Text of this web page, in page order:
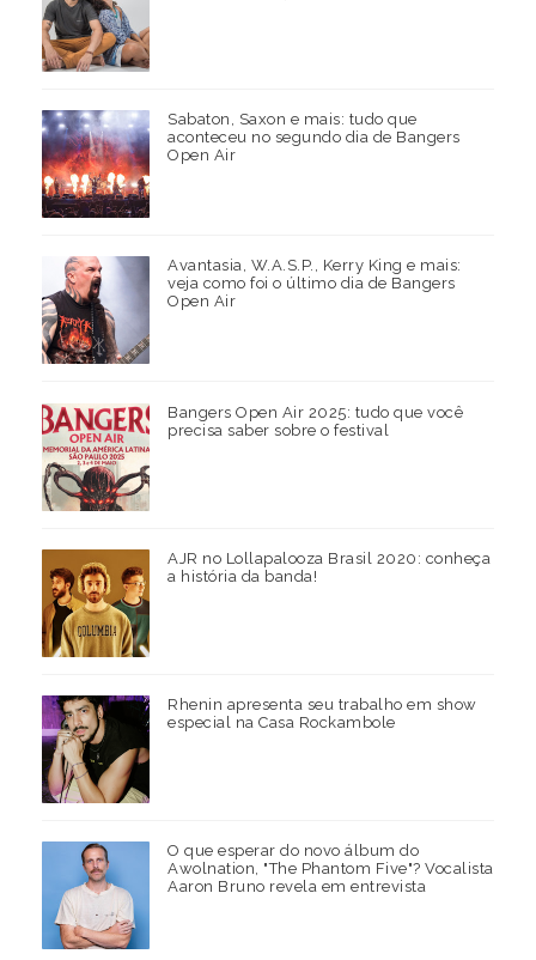
Sabaton, Saxon e mais: tudo que
aconteceu no segundo dia de Bangers
Open Air
Avantasia, W.A.S.P., Kerry King e mais:
veja como foi o último dia de Bangers
Open Air
Bangers Open Air 2025: tudo que você
precisa saber sobre o festival
AJR no Lollapalooza Brasil 2020: conheça
a história da banda!
Rhenin apresenta seu trabalho em show
especial na Casa Rockambole
O que esperar do novo álbum do
Awolnation, "The Phantom Five"? Vocalista
Aaron Bruno revela em entrevista